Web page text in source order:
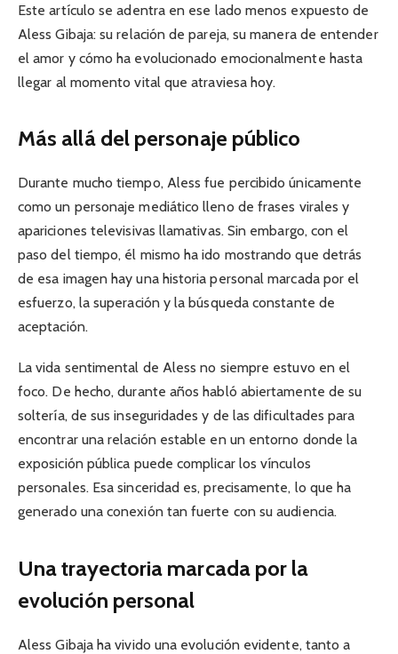
Este artículo se adentra en ese lado menos expuesto de
Aless Gibaja: su relación de pareja, su manera de entender
el amor y cómo ha evolucionado emocionalmente hasta
llegar al momento vital que atraviesa hoy.
Más allá del personaje público
Durante mucho tiempo, Aless fue percibido únicamente
como un personaje mediático lleno de frases virales y
apariciones televisivas llamativas. Sin embargo, con el
paso del tiempo, él mismo ha ido mostrando que detrás
de esa imagen hay una historia personal marcada por el
esfuerzo, la superación y la búsqueda constante de
aceptación.
La vida sentimental de Aless no siempre estuvo en el
foco. De hecho, durante años habló abiertamente de su
soltería, de sus inseguridades y de las dificultades para
encontrar una relación estable en un entorno donde la
exposición pública puede complicar los vínculos
personales. Esa sinceridad es, precisamente, lo que ha
generado una conexión tan fuerte con su audiencia.
Una trayectoria marcada por la
evolución personal
Aless Gibaja ha vivido una evolución evidente, tanto a